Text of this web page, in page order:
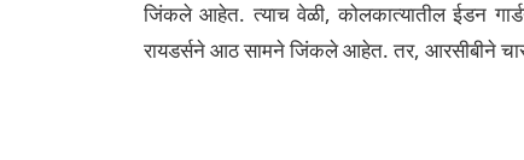
जिंकले आहेत. त्याच वेळी, कोलकात्यातील ईडन
रायडर्सने आठ सामने जिंकले आहेत. तर, आरसीबीने